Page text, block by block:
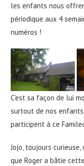
les enfants nous
périodique aux 4
numéros !
C’est sa façon de lui
surtout de nos
participent à ce
Jojo, toujours
que Roger a bâtie